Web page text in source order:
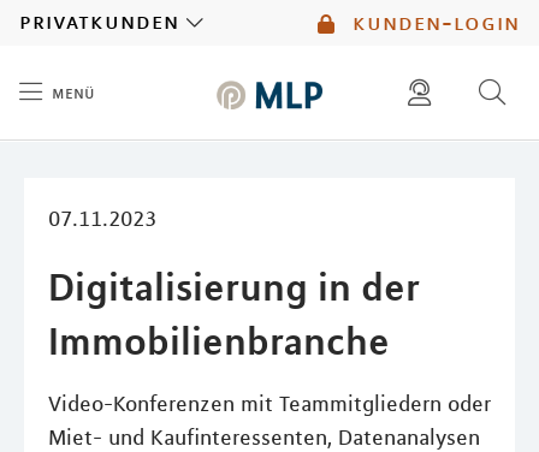
kunden-login
privatkunden
menü
07.11.2023
Digitalisierung in der
Immobilienbranche
Video-Konferenzen mit Teammitgliedern oder
Miet- und Kaufinteressenten, Datenanalysen